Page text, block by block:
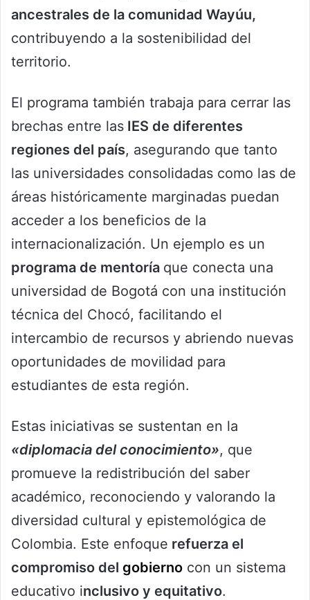
ancestrales de la comunidad Wayúu,
contribuyendo a la sostenibilidad del
territorio.
El programa también trabaja para cerrar las
brechas entre las IES de diferentes
regiones del país, asegurando que tanto
las universidades consolidadas como las de
áreas históricamente marginadas puedan
acceder a los beneficios de la
internacionalización. Un ejemplo es un
programa de mentoría que conecta una
universidad de Bogotá con una institución
técnica del Chocó, facilitando el
intercambio de recursos y abriendo nuevas
oportunidades de movilidad para
estudiantes de esta región.
Estas iniciativas se sustentan en la
«diplomacia del conocimiento», que
promueve la redistribución del saber
académico, reconociendo y valorando la
diversidad cultural y epistemológica de
Colombia. Este enfoque refuerza el
compromiso del gobierno con un sistema
educativo inclusivo y equitativo.